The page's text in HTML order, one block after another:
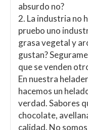
absurdo no?
2. La industria no
pruebo uno
grasa vegetal y
gustan?
que se venden
En nuestra
hacemos un
verdad. Sabores
chocolate,
calidad. No